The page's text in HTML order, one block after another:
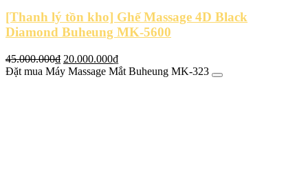
[Thanh lý tồn kho] Ghế Massage 4D Black
Diamond Buheung MK-5600
45.000.000₫ Giá
gốc
20.000.000₫Giá
hiện
Đặt mua Máy Massage Mắt Buheung MK-323